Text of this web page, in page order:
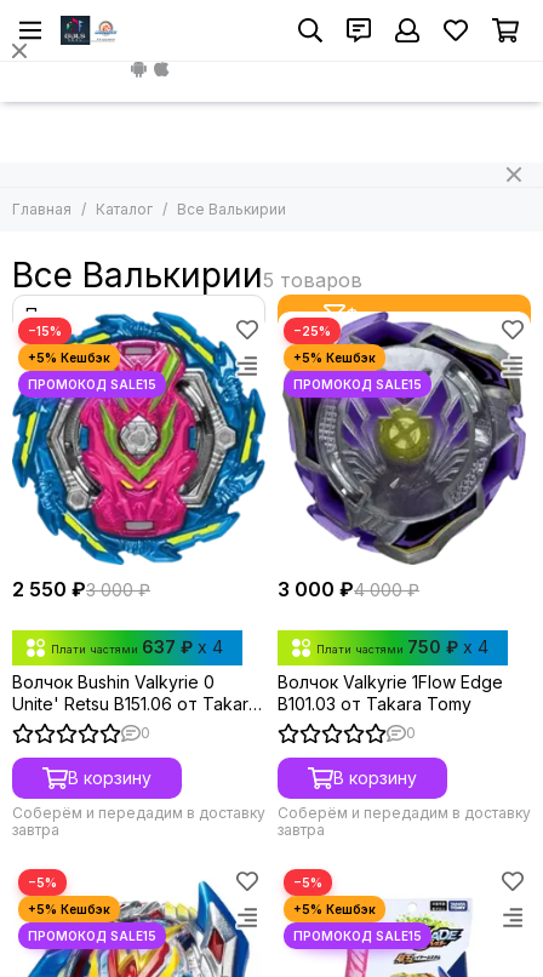
Главная Каталог Все Валькирии
Все Валькирии
Фильтр товаров
−15%
2 550 ₽3 000 ₽
Плати частями 637 ₽ x 4
Волчок Bushin Valkyrie 0
Unite' Retsu B151.06 от Takara
Tomy
0
В корзину
Соберём и передадим в доставку
завтра
−25%
3 000 ₽4 000 ₽
Плати частями 750 ₽ x 4
Волчок Valkyrie 1Flow Edge
B101.03 от Takara Tomy
0
В корзину
Соберём и передадим в доставку
завтра
−5% −5%